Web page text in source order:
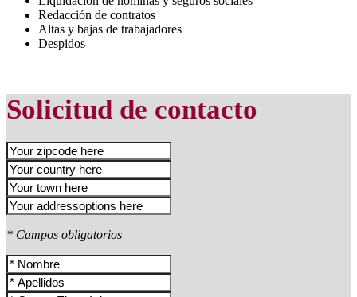
Redacción de contratos
Altas y bajas de trabajadores
Despidos
Solicitud de contacto
* Campos obligatorios